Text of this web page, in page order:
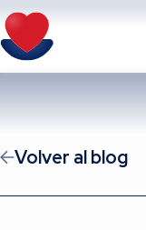
Skip
to
main
Volver al blog